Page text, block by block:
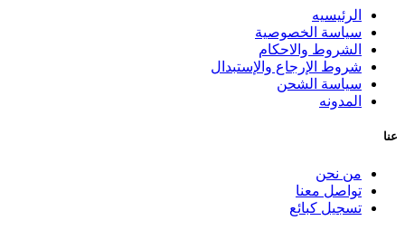
الرئيسيه
سياسة الخصوصية
الشروط والاحكام
شروط الإرجاع والإستبدال
سياسة الشحن
المدونه
عنا
من نحن
تواصل معنا
تسجيل كبائع